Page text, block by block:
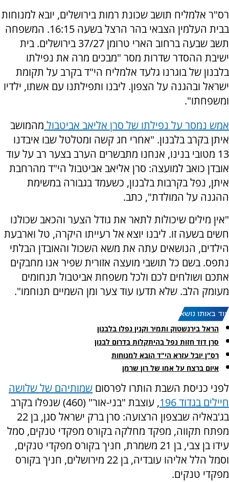
רס"ר אלמליח תושב שכונת רמות בירושלים, יובא למנוחות
בבית העלמין הצבאי בהר הרצל בשעה 16:15. המשפחה
תשב שבעה ברחוב הארי טרומן 37/27 בירושלים. בית
ישיבת ההסדר שדרות מסר "מבכים מרה את נפילתו
בלבנון של בוגרנו גלעד אלמליח הי"ד בקרב על תקומת
ישראל ובהגנה על הצפון. ליבנו ותפילתנו עם אשתו, ילדיו
ומשפחתו".
אמש נמסר על נפילתו של סרן אליאב אביטבול מהמושב
איתן בקרב בלבנון. "אחרי חג קשה ומטלטל שבו איבדנו
13 מטובי בנינו, אנחנו מתבשרים הערב בצער רב על עוד
אובדן כואב למועצה: סרן אליאב אביטבול הי"ד מהרחבת
איתן, נפל בקרבות בלבנון, כשעמד בגבורה במשימת
ההגנה על המולדת", כתב.
"אין מילים שיכולות לתאר את גודל הצער והכאב שכולנו
חשים בשעה זו. ליבנו יוצא אל רעייתו היקרה, טל וארבעת
הילדים, הנושאים עתה את משא השכול והאובדן הבלתי
נתפס. בשם כל תושבי מועצה אזורית שפיר אנו מחבקים
אתכם ושולחים לכם ולכל משפחת אביטבול תנחומים
מעומק הלב. שלא תדעו עוד צער ומן השמיים תנוחמו".
עוד באותו נושא:
הראל בירנשטוק ותמיר וקנין נפלו בלבנון
סרן דוד חזות נפל בהיתקלות בדרום לבנון
רס"ן יובל עזרא הי"ד הובא למנוחות
איום ברצח על אמו של רון שרמן
לפני כניסת השבת הותרו לפרסום שמותיהם של שלושה
חיילים בגדוד 196
, עוצבת "בני-אור" (460) שנפלו בקרב
בג'באליה שבצפון הרצועה: סרן ברק ישראל סגן, בן 22
מפתח תקווה, מפקד מחלקה בקורס מפקדי טנקים, סמל
עידו בן צבי, בן 21 משמרת, חניך בקורס מפקדי טנקים,
וסמל הלל אליהו עובדיה, בן 22 מירושלים, חניך בקורס
מפקדי טנקים.